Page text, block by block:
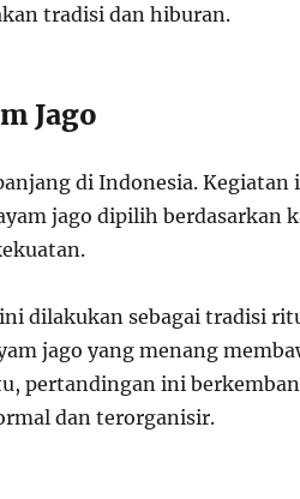
tradisi dan hiburan.
Jago
di Indonesia. Kegiatan
jago dipilih berdasarkan
dilakukan sebagai tradisi
jago yang menang
pertandingan ini
dan terorganisir.